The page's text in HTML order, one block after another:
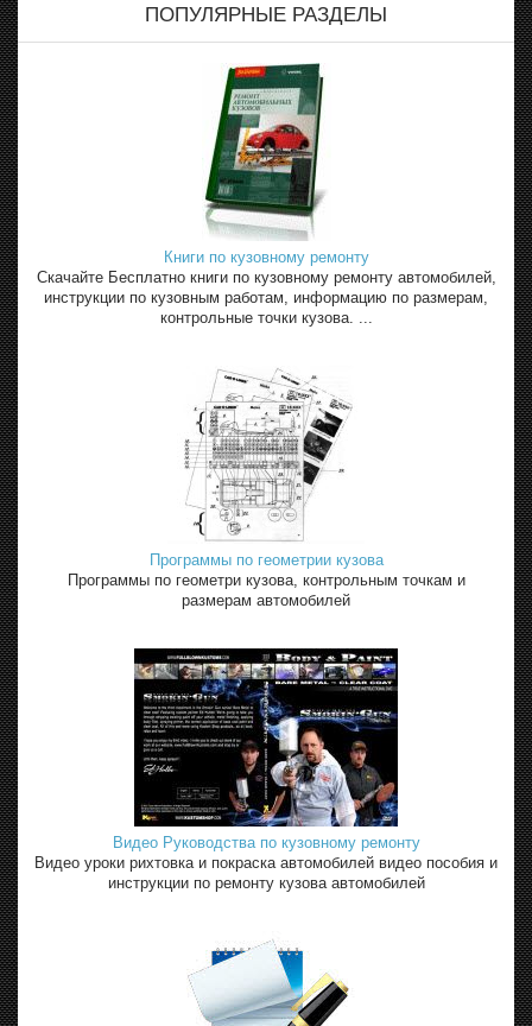
ПОПУЛЯРНЫЕ РАЗДЕЛЫ
Книги по кузовному ремонту
Скачайте Бесплатно книги по кузовному ремонту автомобилей,
инструкции по кузовным работам, информацию по размерам,
контрольные точки кузова. ...
Программы по геометрии кузова
Программы по геометри кузова, контрольным точкам и
размерам автомобилей
Видео Руководства по кузовному ремонту
Видео уроки рихтовка и покраска автомобилей видео пособия и
инструкции по ремонту кузова автомобилей